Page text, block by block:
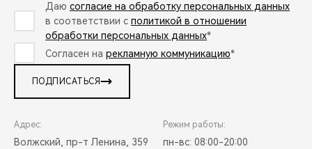
Даю согласие на обработку персональных данных
в соответствии с политикой в отношении
обработки персональных данных*
Согласен на рекламную коммуникацию*
ПОДПИСАТЬСЯ
Адрес:
Волжский, пр-т Ленина, 359
Режим работы:
пн-вс: 08:00-20:00